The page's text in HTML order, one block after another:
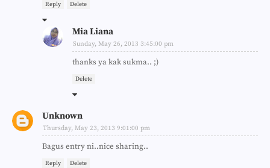
Reply Delete
Mia Liana
Sunday, May 26, 2013 3:45:00 pm
thanks ya kak sukma.. ;)
Delete
Unknown
Thursday, May 23, 2013 9:01:00 pm
Bagus entry ni..nice sharing..
Reply Delete